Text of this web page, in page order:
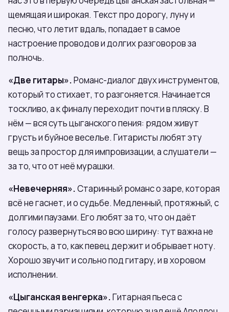
щемящая и широкая. Текст про дорогу, луну и
песню, что летит вдаль, попадает в самое
настроение проводов и долгих разговоров за
полночь.
«Две гитары».Романс-диалог двух инструментов,
который то стихает, то разгоняется. Начинается
тоскливо, а к финалу переходит почти в пляску. В
нём — вся суть цыганского пения: рядом живут
грусть и буйное веселье. Гитаристы любят эту
вещь за простор для импровизации, а слушатели —
за то, что от неё мурашки.
«Невечерняя».Старинный романс о заре, которая
всё не гаснет, и о судьбе. Медленный, протяжный, с
долгими паузами. Его любят за то, что он даёт
голосу развернуться во всю ширину: тут важна не
скорость, а то, как певец держит и обрывает ноту.
Хорошо звучит и сольно под гитару, и в хоровом
исполнении.
«Цыганская венгерка».Гитарная пьеса с